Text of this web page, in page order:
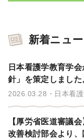
新着ニュ
日本看護学教育学
針」を策定しました
2026.03.28 日本看
【厚労省医道審議
改善検討部会より